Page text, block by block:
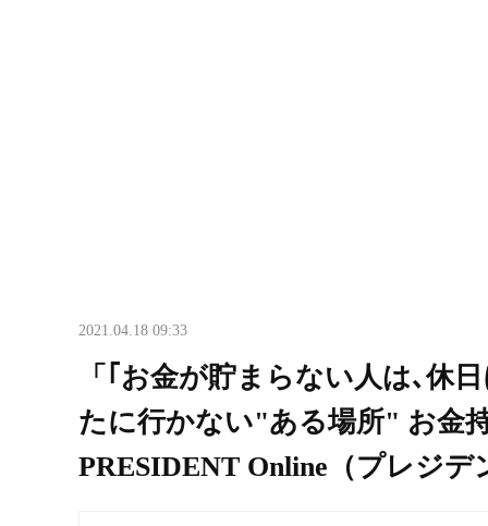
2021.04.18 09:33
「｢お金が貯まらない人は､休
たに行かない"ある場所" お金
PRESIDENT Online（プレジ